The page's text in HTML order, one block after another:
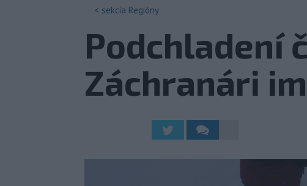
< sekcia Regióny
Podchladení
Záchranári